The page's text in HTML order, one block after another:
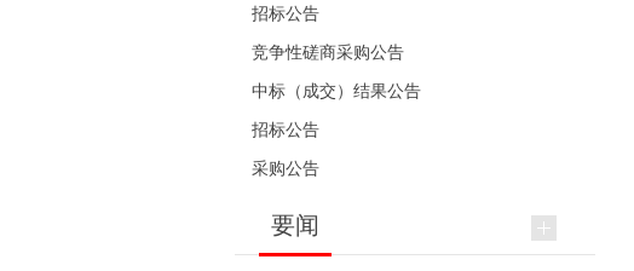
招标公告
竞争性磋商采购公告
中标（成交）结果公告
招标公告
采购公告
要闻